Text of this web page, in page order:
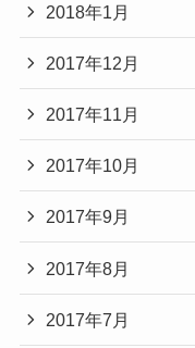
2018年1月
2017年12月
2017年11月
2017年10月
2017年9月
2017年8月
2017年7月